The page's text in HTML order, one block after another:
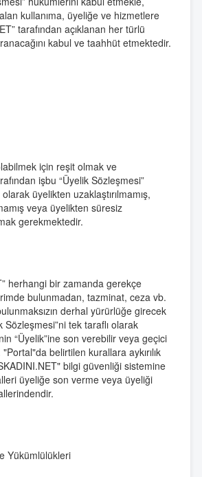
kullanıma, üyeliğe ve hizmetlere
tarafından açıklanan her türlü
kabul ve taahhüt etmektedir.
için reşit olmak ve
işbu “Üyelik Sözleşmesi”
üyelikten uzaklaştırılmamış,
veya üyelikten süresiz
gerekmektedir.
herhangi bir zamanda gerekçe
bulunmadan, tazminat, ceza vb.
derhal yürürlüğe girecek
Sözleşmesi”ni tek taraflı olarak
“Üyelik”ine son verebilir veya geçici
belirtilen kurallara aykırılık
bilgi güvenliği sistemine
üyeliğe son verme veya üyeliği
Yükümlülükleri